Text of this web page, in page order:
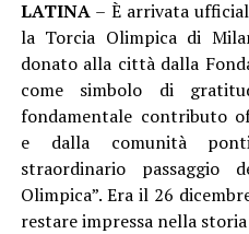
Una crescita costante
mettere nuovamente al
giovanile, con la
significhi investire nel
LATINA– È arrivata
la Torcia Olimpica di
donato alla città dalla
come simbolo di
fondamentale contributo
e dalla comunità
straordinario passaggio
Olimpica”. Era il 26
restare impressa nella